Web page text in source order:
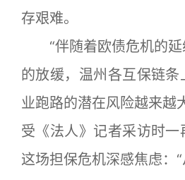
存艰难。
“伴随着欧债危机的
的放缓，温州各互保链
业跑路的潜在风险越来越
受《法人》记者采访时一
这场担保危机深感焦虑：